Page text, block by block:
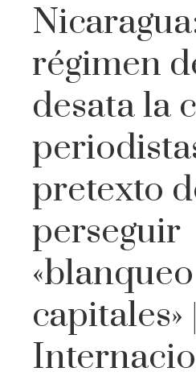
régimen
desata la
pretexto
perseguir
capitales» |